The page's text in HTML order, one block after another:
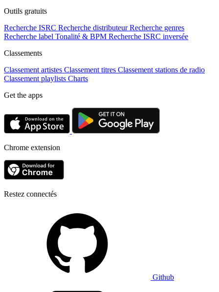
Outils gratuits
Recherche ISRC Recherche distributeur Recherche genres
Recherche label Tonalité & BPM Recherche ISRC inversée
Classements
Classement artistes Classement titres Classement stations de radio
Classement playlists Charts
Get the apps
Chrome extension
Restez connectés
Github